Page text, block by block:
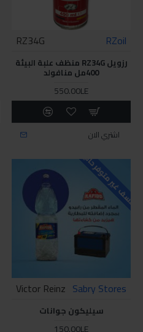
RZoil
RZ34G
رزويل RZ34G منظف علبة البيئة
400مل منافولد
550.00LE
اشتري الان
للاسف غير متوفر حاليا
Sabry Stores
Victor Reinz
سيليكون جوانات